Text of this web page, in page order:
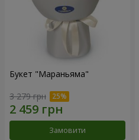
Букет "Мараньяма"
3 279 грн
Замовити